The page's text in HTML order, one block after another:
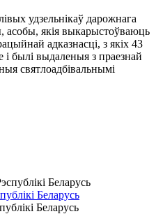
удзельнікаў дарожнага
асобы, якія выкарыстоўваюць
адказнасці, з якіх 43
і былі выдаленыя з праезнай
святлоадбівальнымі
Беларусь